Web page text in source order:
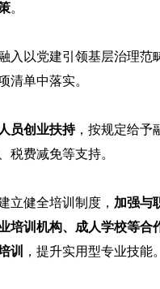
。
入以党建引领基层治理范
清单中落实。
员创业扶持，按规定给予
税费减免等支持。
立健全培训制度， 加强与
培训机构、成人学校等合
训
，提升实用型专业技能。